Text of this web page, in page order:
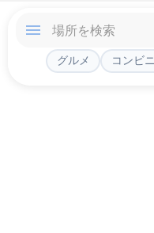
グルメ コンビニ